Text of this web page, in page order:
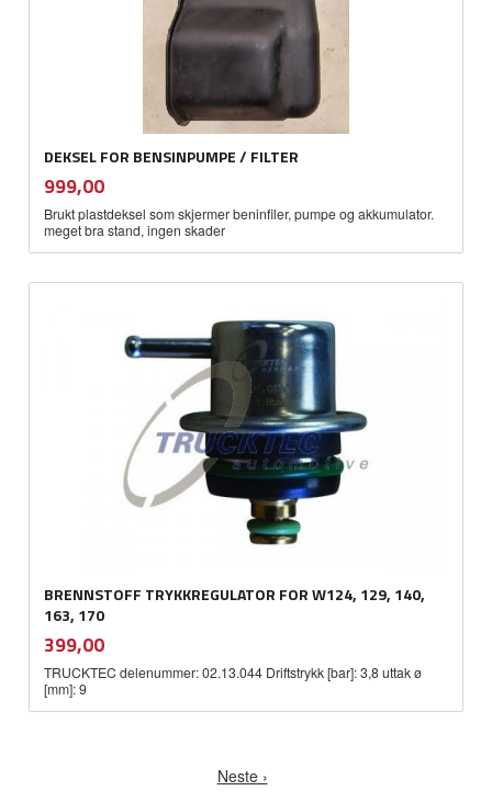
DEKSEL FOR BENSINPUMPE / FILTER
Pris
999,00mva.
Brukt plastdeksel som skjermer beninfiler, pumpe og akkumulator.
meget bra stand, ingen skader
BRENNSTOFF TRYKKREGULATOR FOR W124, 129, 140,
163, 170
Pris
399,00mva.
TRUCKTEC delenummer: 02.13.044 Driftstrykk [bar]: 3,8 uttak ø
[mm]: 9
Neste ›